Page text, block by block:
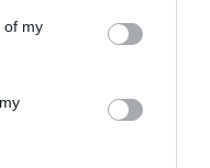
of my
Βιβλίου